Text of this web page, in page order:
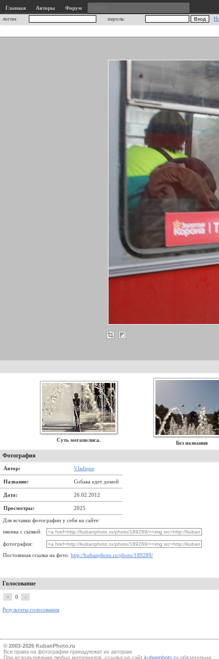
Главная Авторы
Форум
логин:
пароль:
Суть мегаполиса.
Без названия
Фотография
Автор: Vladique
Название: Собака едет домой
Дата: 26.02.2012
Просмотры: 2025
Для вставки фотографии у себя на сайте:
иконка с сылкой:
фотография:
Постоянная ссылка на фото: http://kubanphoto.ru/photo/189289/
Голосование
+ 0 –
Результаты голосования
© 2003-2026 KubanPhoto.ru
Все прaва на фотографии принадлежат их авторам.
При использовании любых материалов, ссылка на сайт kubanphoto.ru обязательна.